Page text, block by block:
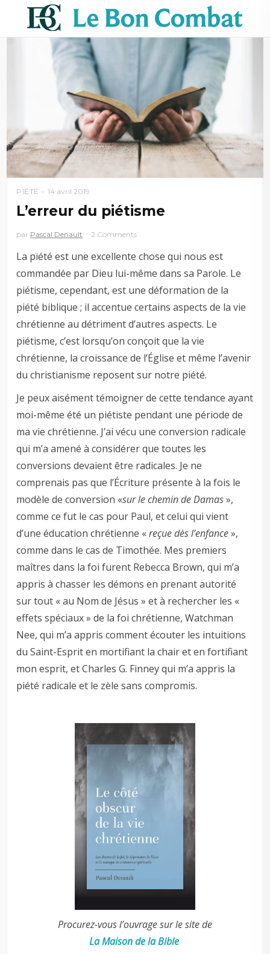
PIÉTÉ 14 avril 2019
L’erreur du piétisme
par Pascal Denault 2 Comments
La piété est une excellente chose qui nous est
commandée par Dieu lui-même dans sa Parole. Le
piétisme, cependant, est une déformation de la
piété biblique ; il accentue certains aspects de la vie
chrétienne au détriment d’autres aspects. Le
piétisme, c’est lorsqu’on conçoit que la vie
chrétienne, la croissance de l’Église et même l’avenir
du christianisme reposent sur notre piété.
Je peux aisément témoigner de cette tendance ayant
moi-même été un piétiste pendant une période de
ma vie chrétienne. J’ai vécu une conversion radicale
qui m’a amené à considérer que toutes les
conversions devaient être radicales. Je ne
comprenais pas que l’Écriture présente à la fois le
modèle de conversion «sur le chemin de Damas»,
comme ce fut le cas pour Paul, et celui qui vient
d’une éducation chrétienne «reçue dès l’enfance»,
comme dans le cas de Timothée. Mes premiers
maîtres dans la foi furent Rebecca Brown, qui m’a
appris à chasser les démons en prenant autorité
sur tout « au Nom de Jésus » et à rechercher les «
effets spéciaux » de la foi chrétienne, Watchman
Nee, qui m’a appris comment écouter les intuitions
du Saint-Esprit en mortifiant la chair et en fortifiant
mon esprit, et Charles G. Finney qui m’a appris la
piété radicale et le zèle sans compromis.
Procurez-vous l’ouvrage sur le site de
La Maison de la Bible